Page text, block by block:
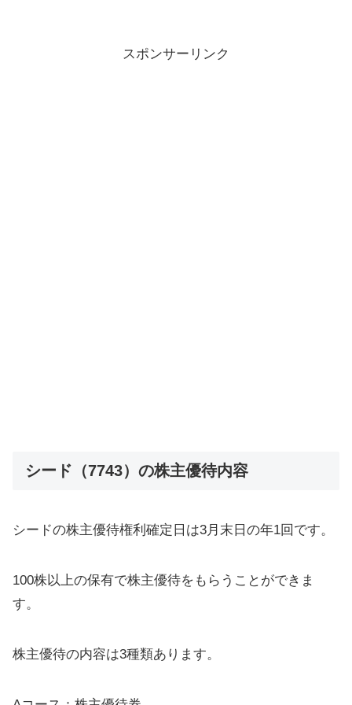
スポンサーリンク
シード（7743）の株主優待内容
シードの株主優待権利確定日は3月末日の年1回です。
100株以上の保有で株主優待をもらうことができま
す。
株主優待の内容は3種類あります。